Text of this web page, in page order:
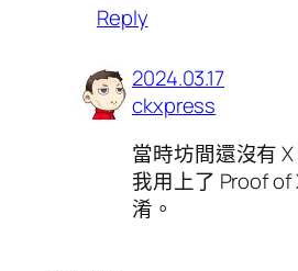
Reply
2024.03.17
ckxpress
當時坊間還沒有
我用上了 Proof
淆。